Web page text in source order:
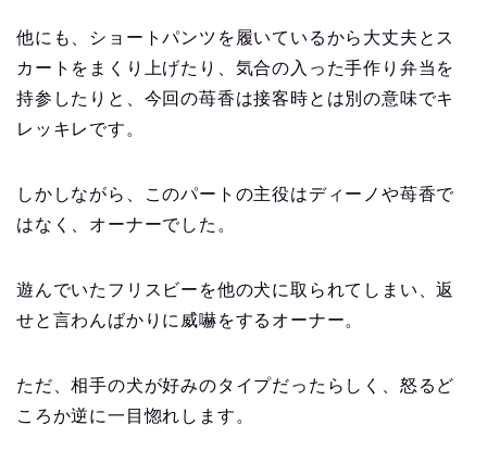
他にも、ショートパンツを履いているから大丈夫とス
カートをまくり上げたり、気合の入った手作り弁当を
持参したりと、今回の苺香は接客時とは別の意味でキ
レッキレです。
しかしながら、このパートの主役はディーノや苺香で
はなく、オーナーでした。
遊んでいたフリスビーを他の犬に取られてしまい、返
せと言わんばかりに威嚇をするオーナー。
ただ、相手の犬が好みのタイプだったらしく、怒るど
ころか逆に一目惚れします。